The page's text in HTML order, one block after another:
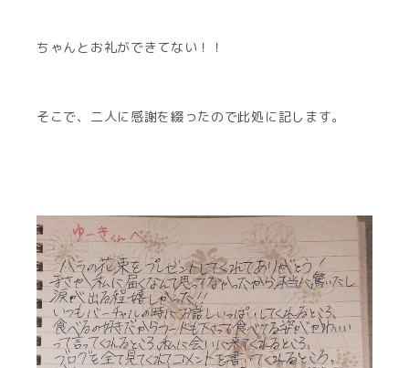
ちゃんとお礼ができてない！！
そこで、二人に感謝を綴ったので此処に記します。